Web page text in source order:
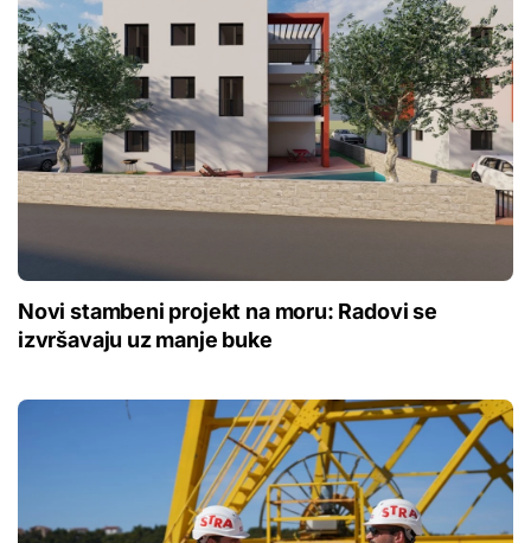
Novi stambeni projekt na moru: Radovi se
izvršavaju uz manje buke